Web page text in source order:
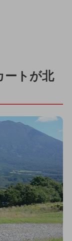
ートが北